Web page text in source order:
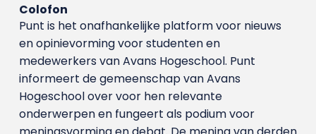
Colofon
Punt is het onafhankelijke platform voor nieuws
en opinievorming voor studenten en
medewerkers van Avans Hoge­school. Punt
informeert de gemeenschap van Avans
Hogeschool over voor hen relevante
onderwerpen en fungeert als podium voor